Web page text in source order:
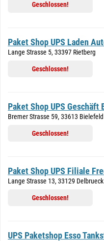
Geschlossen!
Paket Shop UPS Laden
Lange Strasse 5, 33397 Rietberg
Geschlossen!
Paket Shop UPS
Bremer Strasse 59, 33613 Bielefeld
Geschlossen!
Paket Shop UPS Filiale
Lange Strasse 13, 33129 Delbrueck
Geschlossen!
UPS Paketshop Esso